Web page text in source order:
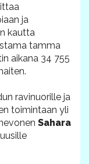
ja
kautta
tamma
aikana 34 755
ravinuorille ja
toimintaan yli
Sahara